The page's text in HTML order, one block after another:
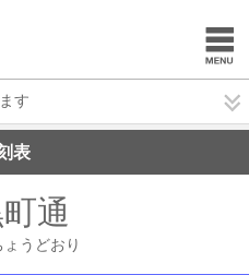
す
表
通
うどおり